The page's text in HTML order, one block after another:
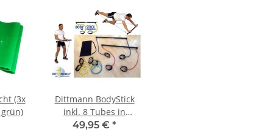
(3x
Dittmann BodyStick
inkl. 8 Tubes in
Aufbewahrungstasche
49,95 € *